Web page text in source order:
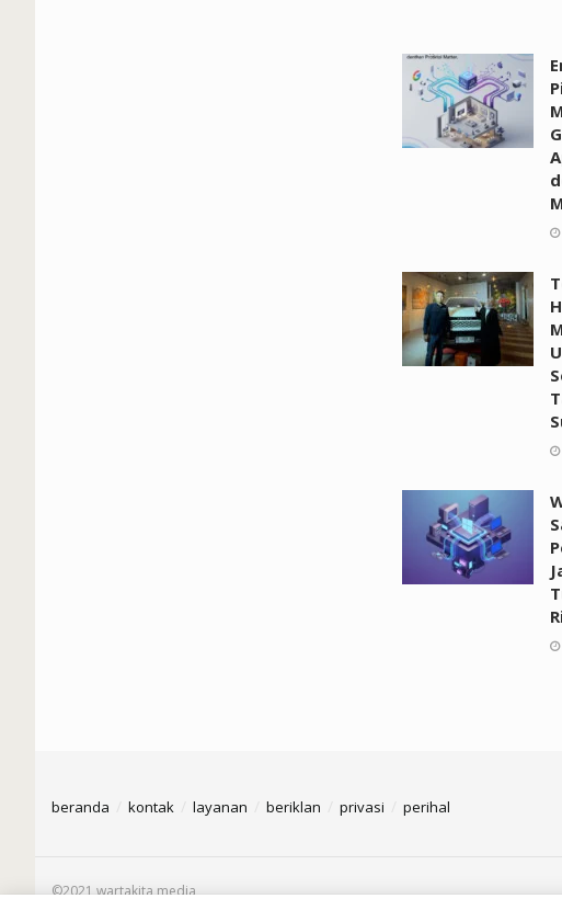
beranda kontak layanan beriklan privasi perihal
©2021 wartakita media